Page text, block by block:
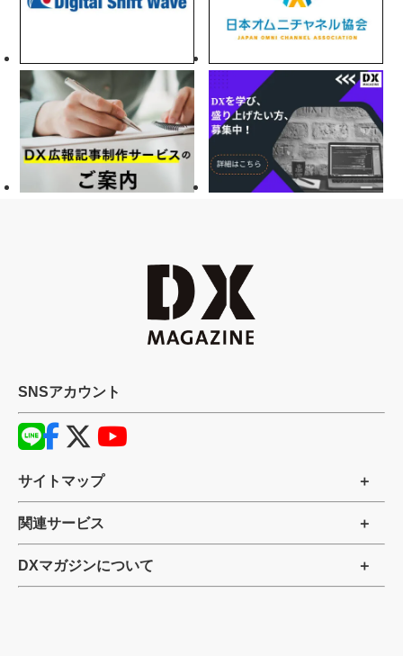
SNSアカウント
サイトマップ
関連サービス
DXマガジンについて